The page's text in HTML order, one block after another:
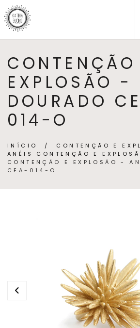
CONTENÇÃO
EXPLOSÃO -
DOURADO
014-O
INÍCIO / CONTENÇÃO E
ANÉIS CONTENÇÃO E
CONTENÇÃO E EXPLOSÃO -
CEA-014-O